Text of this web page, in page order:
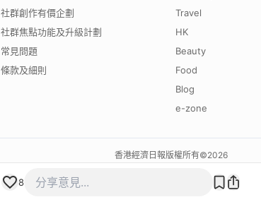
8
社群創作有價企劃
社群焦點功能及升級計劃
常見問題
條款及細則
Travel
HK
Beauty
Food
Blog
e-zone
香港經濟日報版權所有©2026